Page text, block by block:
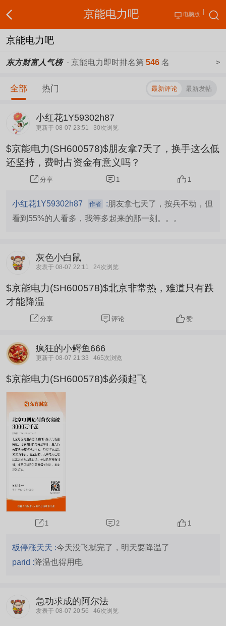
京能电力吧 电脑版
京能电力吧
东方财富人气榜· 京能电力即时排名第 546 名 >
全部 热门 最新评论 最新发帖
小红花1Y59302h87
更新于 08-07 23:51 30次浏览
$京能电力(SH600578)$朋友拿7天了，换手这么低
还坚持，费时占资金有意义吗？
分享 1 1
小红花1Y59302h87 作者 : 朋友拿七天了，按兵不动，但
看到55%的人看多，我等多起来的那一刻。。。
灰色小白鼠
发表于 08-07 22:11 24次浏览
$京能电力(SH600578)$北京非常热，难道只有跌
才能降温
分享 评论 赞
疯狂的小鳄鱼666
更新于 08-07 21:33 465次浏览
$京能电力(SH600578)$必须起飞
1 2 1
板停涨天天 :今天没飞就完了，明天要降温了
parid :降温也得用电
急功求成的阿尔法
发表于 08-07 20:56 46次浏览